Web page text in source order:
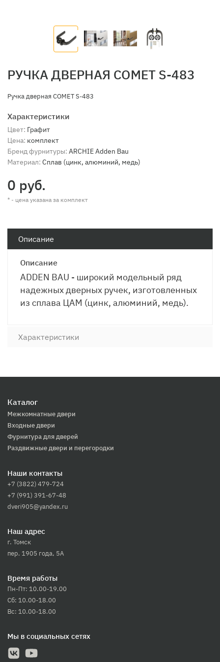
РУЧКА ДВЕРНАЯ COMET S-483
Ручка дверная COMET S-483
Характеристики
Цвет: Графит
Цена: комплект
Бренд фурнитуры: ARCHIE Adden Bau
Материал: Сплав (цинк, алюминий, медь)
0 руб.
* - цена указана за комплект
Описание
Описание
ADDEN BAU - широкий модельный ряд
надежных дверных ручек, изготовленных
из сплава ЦАМ (цинк, алюминий, медь).
Характеристики
Каталог
Межкомнатные двери
Входные двери
Фурнитура для дверей
Раздвижные двери и перегородки
Наши контакты
+7 (3822) 479-724
+7 (991) 391-67-48
dveri905@yandex.ru
Наш адрес
г. Томск
пер. 1905 года, 5А
Время работы
Пн-Пт: 10.00-19.00
Сб: 10.00-18.00
Вс: 10.00-18.00
Мы в социальных сетях